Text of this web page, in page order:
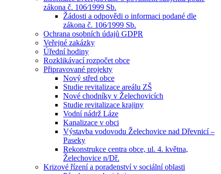
zákona č. 106⁄1999 Sb.
Žádosti a odpovědi o informaci podané dle
zákona č. 106⁄1999 Sb.
Ochrana osobních údajů GDPR
Veřejné zakázky
Úřední hodiny
Rozklikávací rozpočet obce
Připravované projekty
Nový střed obce
Studie revitalizace areálu ZŠ
Nové chodníky v Želechovicích
Studie revitalizace krajiny
Vodní nádrž Láze
Kanalizace v obci
Výstavba vodovodu Želechovice nad Dřevnicí –
Paseky
Rekonstrukce centra obce, ul. 4. května,
Želechovice n/Dř.
Krizové řízení a poradenství v sociální oblasti